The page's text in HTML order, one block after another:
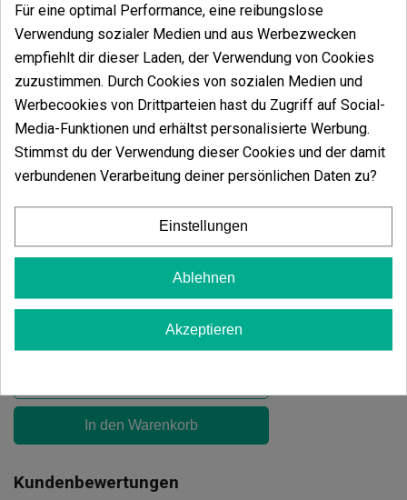
(4)
In den Warenkorb
(5)
19,00 €
Kundenbewertungen
Für eine optimal Performance, eine reibungslose
Verwendung sozialer Medien und aus Werbezwecken
empfiehlt dir dieser Laden, der Verwendung von Cookies
zuzustimmen. Durch Cookies von sozialen Medien und
Werbecookies von Drittparteien hast du Zugriff auf Social-
Media-Funktionen und erhältst personalisierte Werbung.
Stimmst du der Verwendung dieser Cookies und der damit
verbundenen Verarbeitung deiner persönlichen Daten zu?
Einstellungen
Ablehnen
Akzeptieren